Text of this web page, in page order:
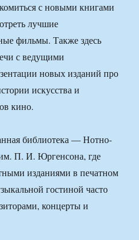
с новыми книгами
лучшие
фильмы. Также здесь
с ведущими
новых изданий про
искусства и
кино.
библиотека — Нотно-
П. И. Юргенсона, где
изданиями в печатном
гостиной часто
концерты и